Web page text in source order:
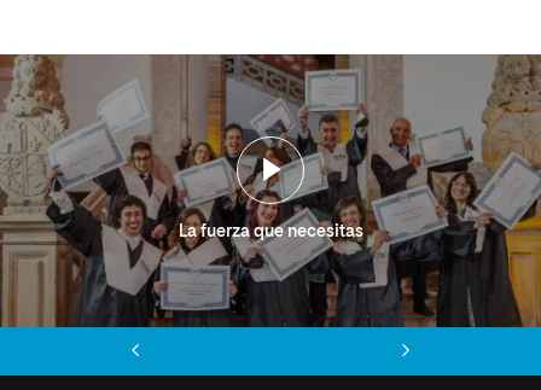
La fuerza que necesitas